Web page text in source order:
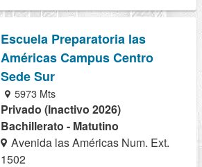
Escuela Preparatoria las
Américas Campus Centro
Sede Sur
5973 Mts
Privado (Inactivo 2026)
Bachillerato - Matutino
Avenida las Américas Num. Ext.
1502